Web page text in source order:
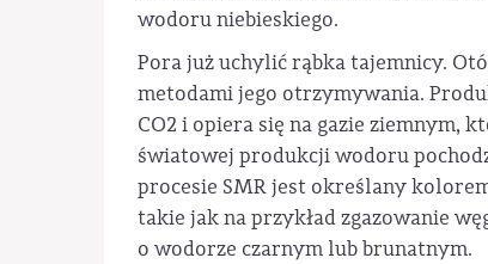
wodoru niebieskiego.
Pora już uchylić rąbka tajemnicy.
metodami jego otrzymywania.
CO2 i opiera się na gazie ziemnym,
światowej produkcji wodoru
procesie SMR jest określany
takie jak na przykład zgazowanie
o wodorze czarnym lub brunatnym.